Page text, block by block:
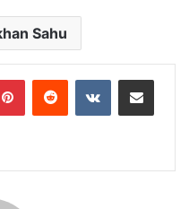
Sahu
PinterestReddit VKontakteShare via Email